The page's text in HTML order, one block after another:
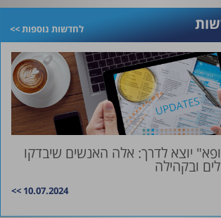
לחדשות נוספות >>
יוצא לדרך: אלה האנשים שיבדקו
ובקהילה
10.07.2024 >>